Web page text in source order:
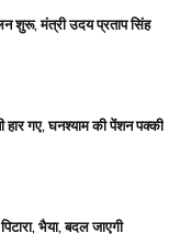
शुरू, मंत्री उदय प्रताप सिंह
हार गए, घनश्याम की पेंशन पक्की
भैया, बदल जाएगी